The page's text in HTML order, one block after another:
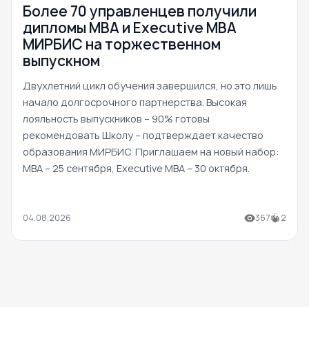
Более 70 управленцев получили
дипломы MBA и Executive MBA
МИРБИС на торжественном
выпускном
Двухлетний цикл обучения завершился, но это лишь
начало долгосрочного партнерства. Высокая
лояльность выпускников – 90% готовы
рекомендовать Школу – подтверждает качество
образования МИРБИС. Приглашаем на новый набор:
MBA – 25 сентября, Executive MBA – 30 октября.
04.08.2026 367 2